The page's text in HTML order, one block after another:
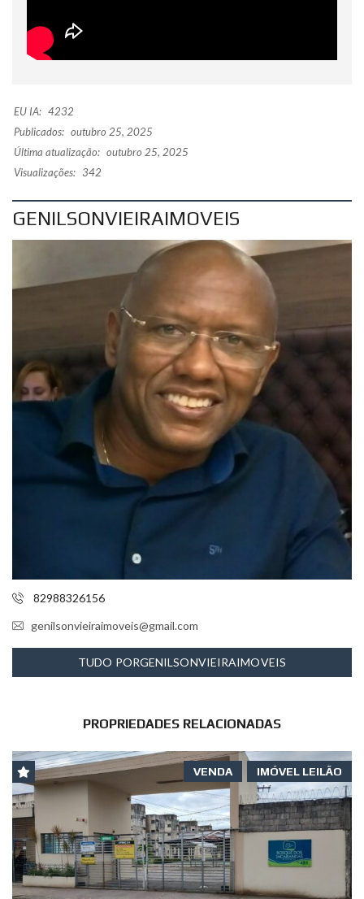
EU IA: 4232
Publicados: outubro 25, 2025
Última atualização: outubro 25, 2025
Visualizações: 342
GENILSONVIEIRAIMOVEIS
82988326156
genilsonvieiraimoveis@gmail.com
TUDO PORGENILSONVIEIRAIMOVEIS
PROPRIEDADES RELACIONADAS
IMÓVEL LEILÃO
VENDA